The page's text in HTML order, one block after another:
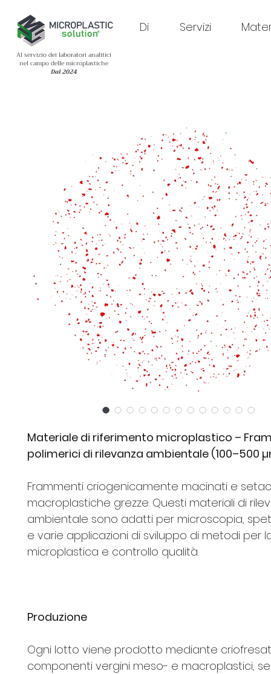
Di Servizi
Al servizio dei laboratori analitici
nel campo delle microplastiche
Dal 2024
Materiale di riferimento microplastico –
polimerici di rilevanza ambientale (100–500
Frammenti criogenicamente macinati e
macroplastiche grezze. Questi materiali di
ambientale sono adatti per microscopia,
e varie applicazioni di sviluppo di metodi per
microplastica e controllo qualità.
Produzione
Ogni lotto viene prodotto mediante
componenti vergini meso- e macroplastici,